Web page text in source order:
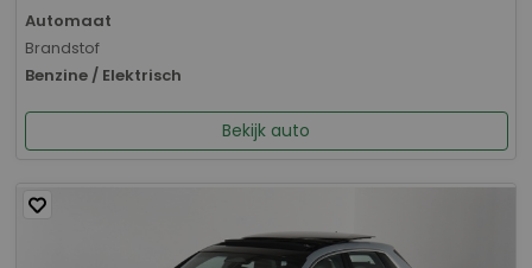
Automaat
Brandstof
Benzine / Elektrisch
Bekijk auto